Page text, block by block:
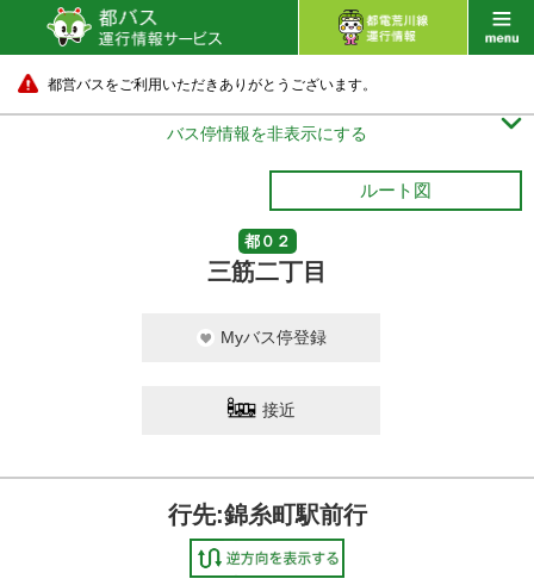
都営バスをご利用いただきありがとうございます。
バス停情報を非表示にする 
ルート図
都０２
三筋二丁目
Myバス停登録
接近
行先:錦糸町駅前行